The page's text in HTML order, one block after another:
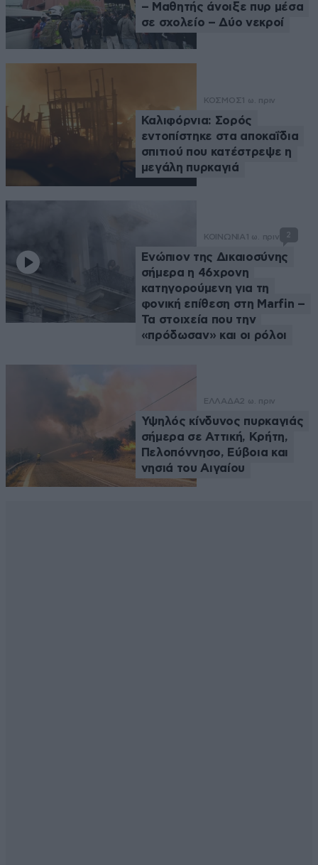
– Μαθητής άνοιξε πυρ μέσα
σε σχολείο – Δύο νεκροί
ΚΟΣΜΟΣ 1 ω. πριν
Καλιφόρνια: Σορός
εντοπίστηκε στα αποκαΐδια
σπιτιού που κατέστρεψε η
μεγάλη πυρκαγιά
ΚΟΙΝΩΝΙΑ 1 ω. πριν 2
Ενώπιον της Δικαιοσύνης
σήμερα η 46χρονη
κατηγορούμενη για τη
φονική επίθεση στη Marfin –
Τα στοιχεία που την
«πρόδωσαν» και οι ρόλοι
ΕΛΛΑΔΑ2 ω. πριν
Υψηλός κίνδυνος πυρκαγιάς
σήμερα σε Αττική, Κρήτη,
Πελοπόννησο, Εύβοια και
νησιά του Αιγαίου